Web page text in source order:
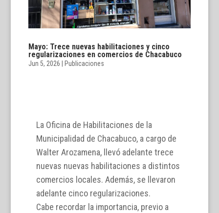
Mayo: Trece nuevas habilitaciones y cinco
regularizaciones en comercios de Chacabuco
Jun 5, 2026 Publicaciones
La Oficina de Habilitaciones de la
Municipalidad de Chacabuco, a cargo de
Walter Arozamena, llevó adelante trece
nuevas nuevas habilitaciones a distintos
comercios locales. Además, se llevaron
adelante cinco regularizaciones.
Cabe recordar la importancia, previo a